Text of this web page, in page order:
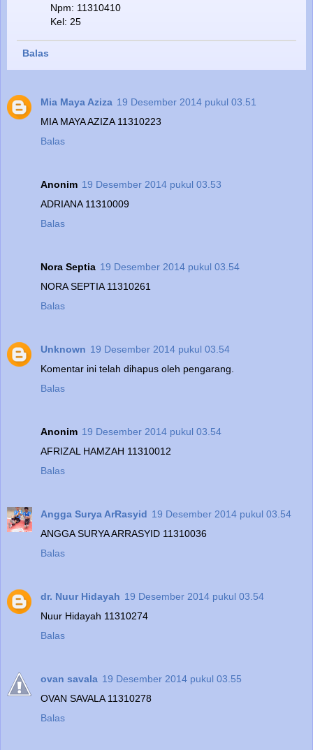
Npm: 11310410
Kel: 25
Balas
Mia Maya Aziza 19 Desember 2014 pukul 03.51
MIA MAYA AZIZA 11310223
Balas
Anonim 19 Desember 2014 pukul 03.53
ADRIANA 11310009
Balas
Nora Septia 19 Desember 2014 pukul 03.54
NORA SEPTIA 11310261
Balas
Unknown 19 Desember 2014 pukul 03.54
Komentar ini telah dihapus oleh pengarang.
Balas
Anonim 19 Desember 2014 pukul 03.54
AFRIZAL HAMZAH 11310012
Balas
Angga Surya ArRasyid 19 Desember 2014 pukul 03.54
ANGGA SURYA ARRASYID 11310036
Balas
dr. Nuur Hidayah 19 Desember 2014 pukul 03.54
Nuur Hidayah 11310274
Balas
ovan savala 19 Desember 2014 pukul 03.55
OVAN SAVALA 11310278
Balas